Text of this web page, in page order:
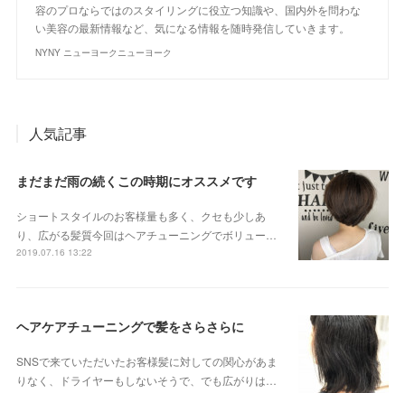
容のプロならではのスタイリングに役立つ知識や、国内外を問わな
い美容の最新情報など、気になる情報を随時発信していきます。
NYNY ニューヨークニューヨーク
人気記事
まだまだ雨の続くこの時期にオススメです
ショートスタイルのお客様量も多く、クセも少しあ
り、広がる髪質今回はヘアチューニングでボリュー…
2019.07.16 13:22
ヘアケアチューニングで髪をさらさらに
SNSで来ていただいたお客様髪に対しての関心があま
りなく、ドライヤーもしないそうで、でも広がりは…